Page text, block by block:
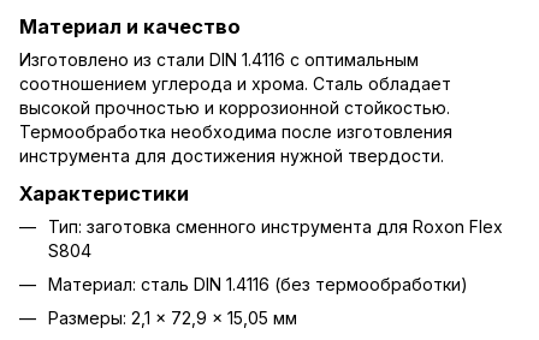
Материал и качество
Изготовлено из стали DIN 1.4116 с оптимальным
соотношением углерода и хрома. Сталь обладает
высокой прочностью и коррозионной стойкостью.
Термообработка необходима после изготовления
инструмента для достижения нужной твердости.
Характеристики
Тип: заготовка сменного инструмента для Roxon Flex
S804
Материал: сталь DIN 1.4116 (без термообработки)
Размеры: 2,1 × 72,9 × 15,05 мм